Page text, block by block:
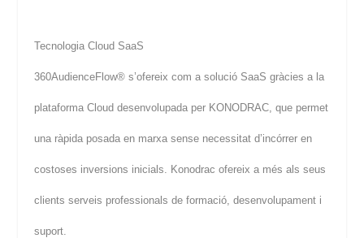
Tecnologia Cloud SaaS
360AudienceFlow® s’ofereix com a solució SaaS gràcies a la
plataforma Cloud desenvolupada per KONODRAC, que permet
una ràpida posada en marxa sense necessitat d’incórrer en
costoses inversions inicials. Konodrac ofereix a més als seus
clients serveis professionals de formació, desenvolupament i
suport.